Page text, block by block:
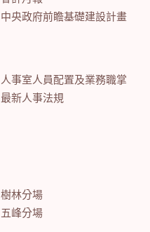
中央政府前瞻基礎建設計畫特別預算會計月報
人事室人員配置及業務職掌
最新人事法規
樹林分場
五峰分場